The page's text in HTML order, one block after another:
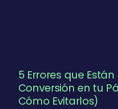
5 Errores que
Conversión en tu
Cómo Evitarlos)